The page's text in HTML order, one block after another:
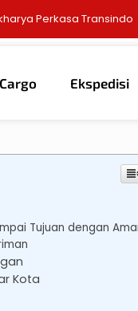
Perkasa Transindo
Cargo Ekspedisi
Tujuan dengan
Kota